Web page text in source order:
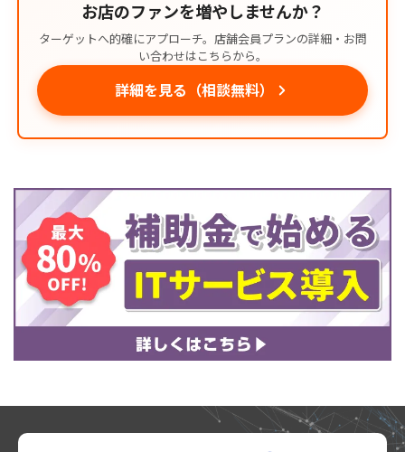
お店のファンを増やしませんか？
ターゲットへ的確にアプローチ。店舗会員プランの詳細・お問
い合わせはこちらから。
詳細を見る（相談無料）